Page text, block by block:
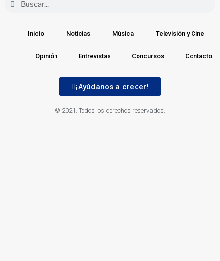
Inicio Noticias Música Televisión y Cine
Opinión Entrevistas Concursos Contacto
¡Ayúdanos a crecer!
© 2021. Todos los derechos reservados.